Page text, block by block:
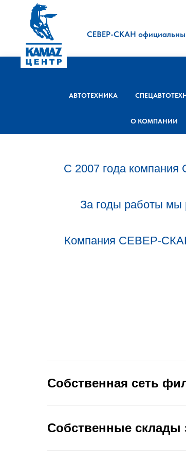
СЕВЕР-СКАН
АВТОТЕХНИКА
О КОМПАНИИ
С 2007 года
За годы работы мы
Компания СЕВЕР-СКАН
Собственная сеть
Собственные склады